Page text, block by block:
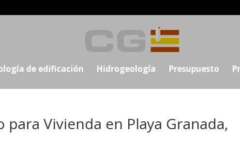
de edificación Hidrogeología Presupuesto
Vivienda en Playa Granada,